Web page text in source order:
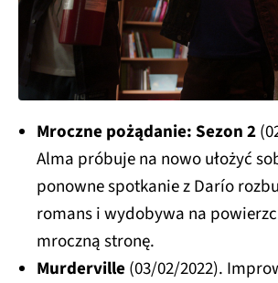
Mroczne pożądanie: Sezon 2
Alma próbuje na nowo ułożyć
ponowne spotkanie z Darío
romans i wydobywa na
mroczną stronę.
Murderville(03/02/2022).